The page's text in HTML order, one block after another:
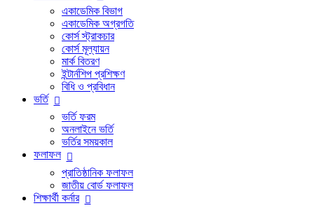
একাডেমিক বিভাগ
একাডেমিক অগ্রগতি
কোর্স স্ট্রাকচার
কোর্স মূল্যায়ন
মার্ক বিতরণ
ইন্টার্নশিপ প্রশিক্ষণ
বিধি ও প্রবিধান
ভর্তি
ভর্তি ফরম
অনলাইনে ভর্তি
ভর্তির সময়কাল
ফলাফল
প্রাতিষ্ঠানিক ফলাফল
জাতীয় বোর্ড ফলাফল
শিক্ষার্থী কর্নার